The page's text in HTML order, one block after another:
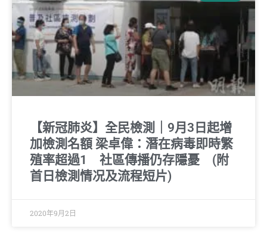
【新冠肺炎】全民檢測｜9月3日起增
加檢測名額 梁卓偉：潛在病毒即時繁
殖率超過1 社區傳播仍存隱憂 (附
首日檢測情况及流程短片)
2020年9月2日